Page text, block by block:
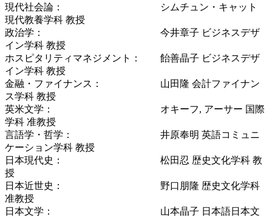
現代社会論：
シムチュン・キャット
現代教養学科 教授
政治学： 今井章子 ビジネスデザ
イン学科 教授
ホスピタリティマネジメント： 飴善晶子 ビジネスデザ
イン学科 教授
金融・ファイナンス： 山田隆 会計ファイナン
ス学科 教授
英米文学： オキーフ, アーサー 国際
学科 准教授
言語学・哲学： 井原奉明 英語コミュニ
ケーション学科 教授
日本現代史： 松田忍 歴史文化学科 教
授
日本近世史： 野口朋隆 歴史文化学科
准教授
日本文学： 山本晶子 日本語日本文